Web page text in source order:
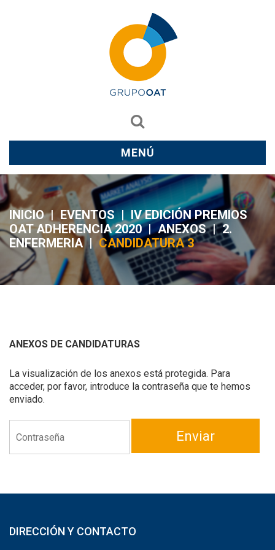
MENÚ
INICIO | EVENTOS | IV EDICIÓN PREMIOS
OAT ADHERENCIA 2020 | ANEXOS | 2.
ENFERMERIA | CANDIDATURA 3
ANEXOS DE CANDIDATURAS
La visualización de los anexos está protegida. Para
acceder, por favor, introduce la contraseña que te hemos
enviado.
Enviar
DIRECCIÓN Y CONTACTO